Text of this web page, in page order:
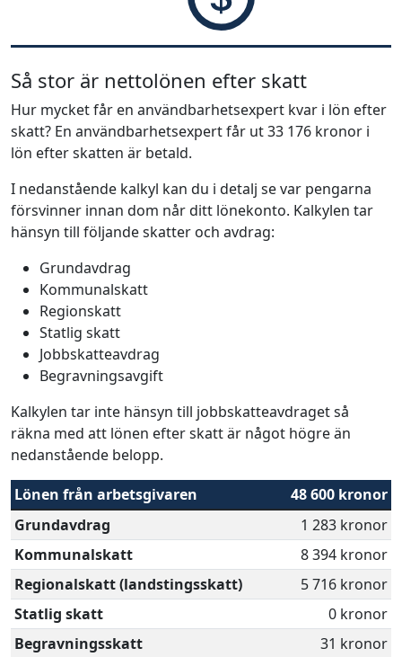
Så stor är nettolönen efter skatt
Hur mycket får en användbarhetsexpert kvar i lön efter
skatt? En användbarhetsexpert får ut 33 176 kronor i
lön efter skatten är betald.
I nedanstående kalkyl kan du i detalj se var pengarna
försvinner innan dom når ditt lönekonto. Kalkylen tar
hänsyn till följande skatter och avdrag:
Grundavdrag
Kommunalskatt
Regionskatt
Statlig skatt
Jobbskatteavdrag
Begravningsavgift
Kalkylen tar inte hänsyn till jobbskatteavdraget så
räkna med att lönen efter skatt är något högre än
nedanstående belopp.
Lönen från arbetsgivaren
48 600 kronor
Grundavdrag
1 283 kronor
Kommunalskatt
8 394 kronor
Regionalskatt (landstingsskatt)
5 716 kronor
Statlig skatt
0 kronor
Begravningsskatt
31 kronor